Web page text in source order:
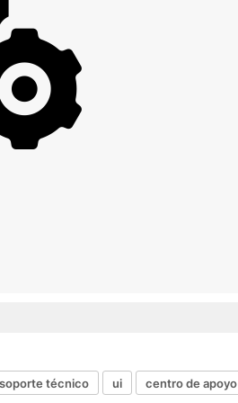
soporte técnico ui centro de apoyo